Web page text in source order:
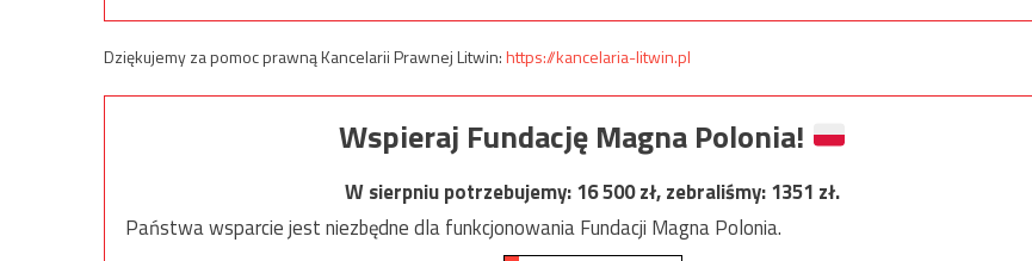
Dziękujemy za pomoc prawną Kancelarii Prawnej Litwin:https://kancelaria-litwin.pl
Wspieraj Fundację Magna Polonia!
W sierpniu potrzebujemy:16 500zł, zebraliśmy:1351 zł.
Państwa wsparcie jest niezbędne dla funkcjonowania Fundacji Magna Polonia.